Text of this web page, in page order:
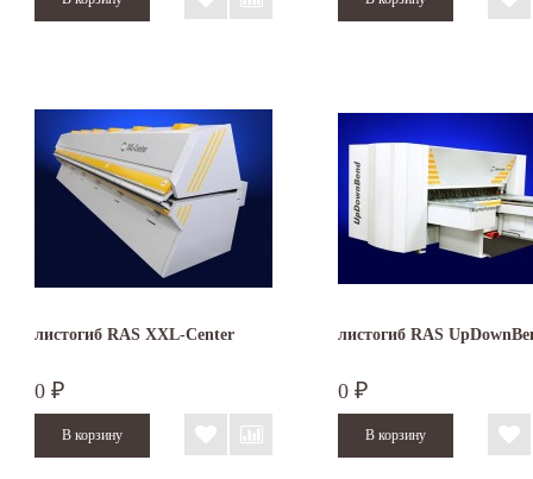
листогиб RAS XXL-Center
0 ₽
листогиб RAS
0 ₽